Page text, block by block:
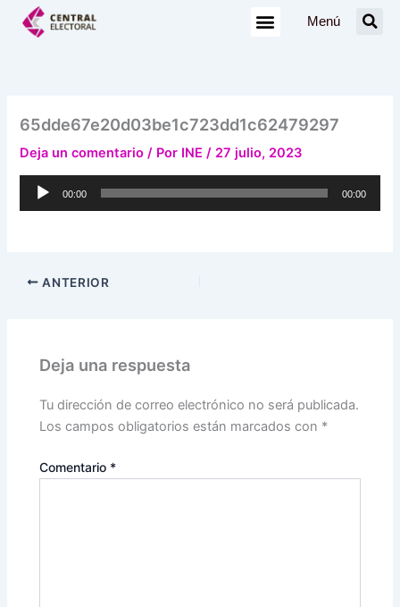
Menú
65dde67e20d03be1c723dd1c62479297
Deja un comentario / Por INE/ 27 julio, 2023
Reproductor
00:00 00:00
ANTERIOR
Deja una respuesta
Tu dirección de correo electrónico no será publicada.
Los campos obligatorios están marcados con *
Comentario *